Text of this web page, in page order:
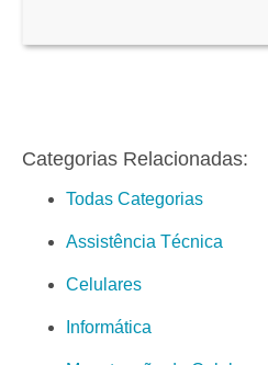
Categorias Relacionadas:
Todas Categorias
Assistência Técnica
Celulares
Informática